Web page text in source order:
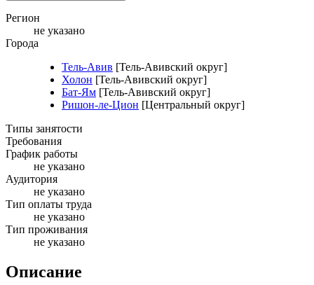
Регион
не указано
Города
Тель-Авив [Тель-Авивский округ]
Холон [Тель-Авивский округ]
Бат-Ям [Тель-Авивский округ]
Ришон-ле-Цион [Центральный округ]
Типы занятости
Требования
График работы
не указано
Аудитория
не указано
Тип оплаты труда
не указано
Тип проживания
не указано
Описание